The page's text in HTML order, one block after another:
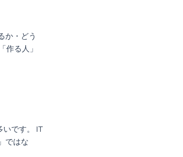
か・どう
作る人」
いです。 IT
ではな